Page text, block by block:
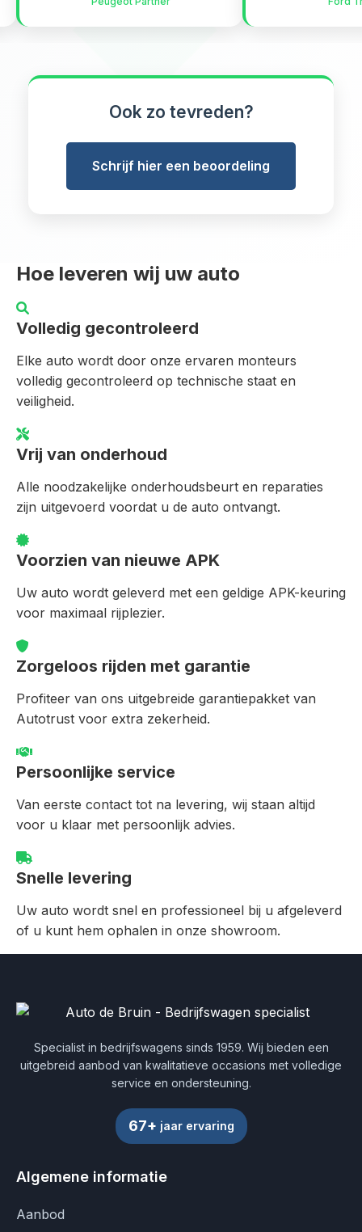
Ook zo tevreden?
Schrijf hier een beoordeling
Hoe leveren wij uw auto
Volledig gecontroleerd
Elke auto wordt door onze ervaren monteurs
volledig gecontroleerd op technische staat en
veiligheid.
Vrij van onderhoud
Alle noodzakelijke onderhoudsbeurt en reparaties
zijn uitgevoerd voordat u de auto ontvangt.
Voorzien van nieuwe APK
Uw auto wordt geleverd met een geldige APK-keuring
voor maximaal rijplezier.
Zorgeloos rijden met garantie
Profiteer van ons uitgebreide garantiepakket van
Autotrust voor extra zekerheid.
Persoonlijke service
Van eerste contact tot na levering, wij staan altijd
voor u klaar met persoonlijk advies.
Snelle levering
Uw auto wordt snel en professioneel bij u afgeleverd
of u kunt hem ophalen in onze showroom.
Specialist in bedrijfswagens sinds 1959. Wij bieden een
uitgebreid aanbod van kwalitatieve occasions met volledige
service en ondersteuning.
67+ jaar ervaring
Algemene informatie
Aanbod